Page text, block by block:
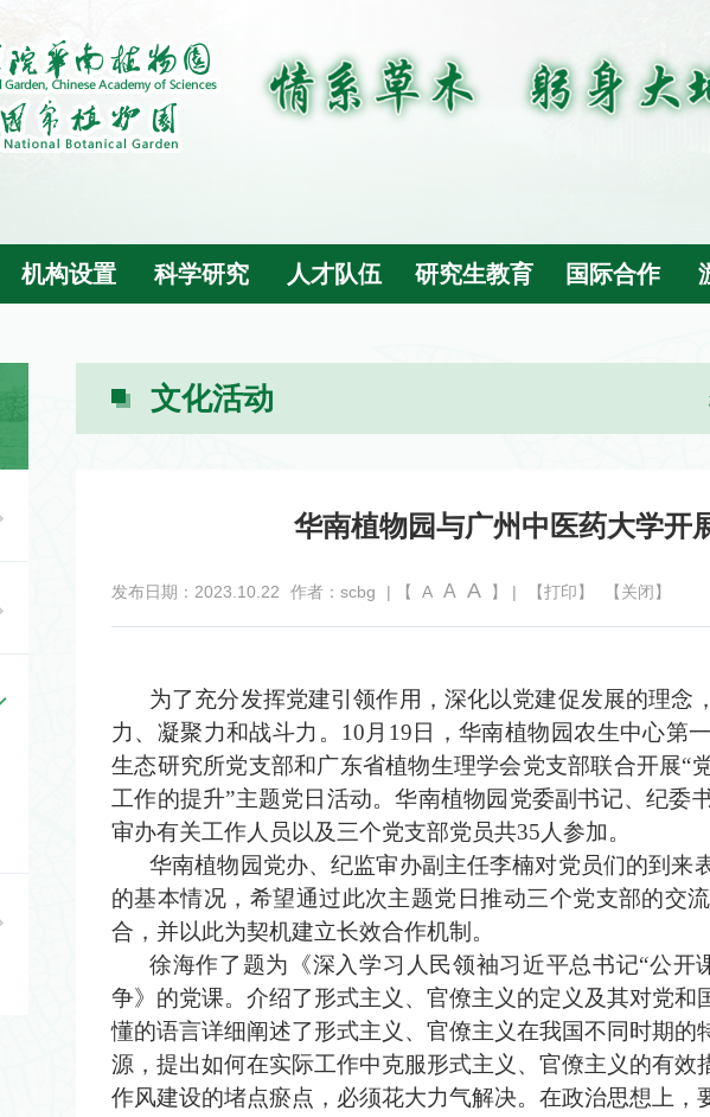
机构设置 科学研究 人才队伍 研究生教育 国际合作
文化活动
华南植物园与广州中医药大学开
发布日期：2023.10.22 作者：scbg | 【 A A A 】 | 【打印】 【关闭】
为了充分发挥党建引领作用，深化以党建促发展的理念
力、凝聚力和战斗力。 10 月 19 日，华南植物园农生中心第
生态研究所党支部和广东省植物生理学会党支部联合开展“
工作的提升”主题党日活动。华南植物园党委副书记、纪委
审办有关工作人员以及三个党支部党员共35 人参加。
华南植物园党办、纪监审办副主任李楠对党员们的到来
的基本情况，希望通过此次主题党日推动三个党支部的交
合，并以此为契机建立长效合作机制。
徐海作了题为《深入学习人民领袖习近平总书记“公开
争》的党课。介绍了形式主义、官僚主义的定义及其对党
懂的语言详细阐述了形式主义、官僚主义在我国不同时期
源，提出如何在实际工作中克服形式主义、官僚主义的有
作风建设的堵点瘀点，必须花大力气解决。在政治思想上